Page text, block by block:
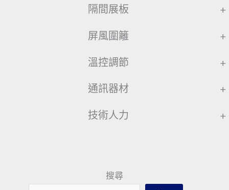
隔間展板 +
屏風圍籬 +
溫控調節 +
通訊器材 +
技術人力 +
搜尋